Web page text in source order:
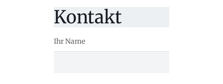
Kontakt
Ihr Name